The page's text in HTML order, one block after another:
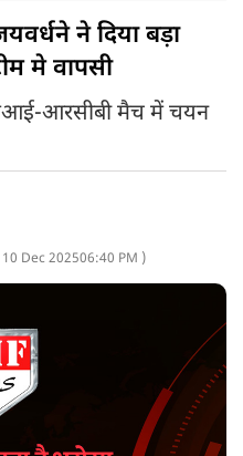
ने दिया बड़ा
मे वापसी
आरसीबी मैच में चयन
Dec 202506:40 PM )